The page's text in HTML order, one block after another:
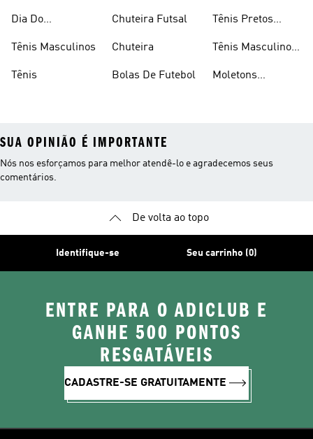
Dia Do
Tênis Masculinos
Tênis
Chuteira Futsal
Chuteira
Bolas De Futebol
Tênis Pretos
Tênis Masculino
Moletons
SUA OPINIÃO É IMPORTANTE
Nós nos esforçamos para melhor atendê-lo e agradecemos seus
comentários.
De volta ao topo
Identifique-se Seu carrinho (0)
ENTRE PARA O ADICLUB E
GANHE 500 PONTOS
RESGATÁVEIS
CADASTRE-SE GRATUITAMENTE